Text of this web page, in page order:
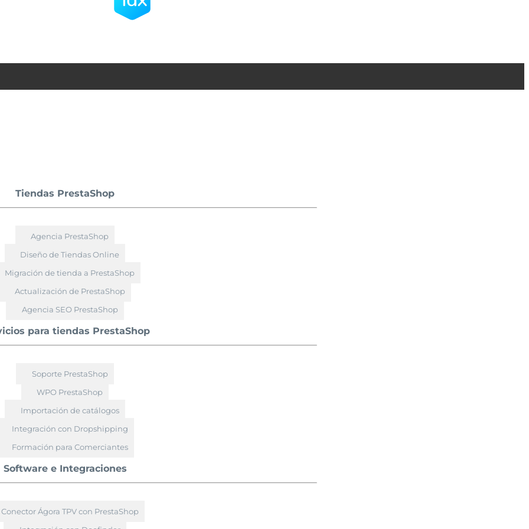
Tiendas PrestaShop
Agencia PrestaShop
Diseño de Tiendas Online
Migración de tienda a PrestaShop
Actualización de PrestaShop
Agencia SEO PrestaShop
para tiendas PrestaShop
Soporte PrestaShop
WPO PrestaShop
Importación de catálogos
Integración con Dropshipping
Formación para Comerciantes
Software e Integraciones
Conector Ágora TPV con PrestaShop